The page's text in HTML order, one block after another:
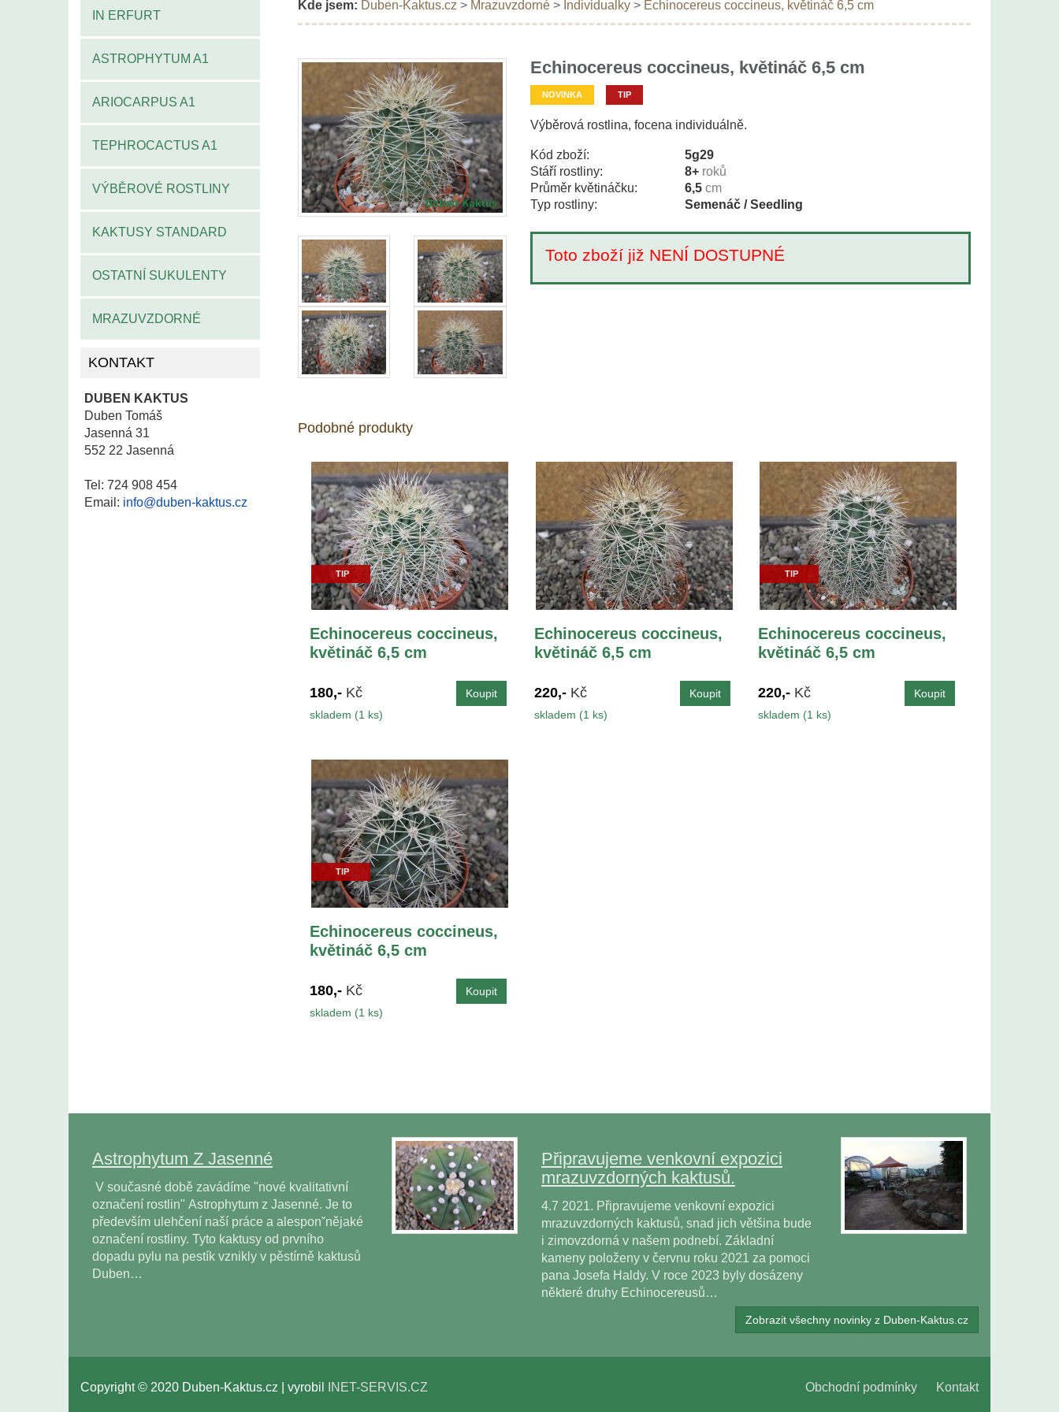
IN ERFURT
ASTROPHYTUM A1
ARIOCARPUS A1
TEPHROCACTUS A1
VÝBĚROVÉ ROSTLINY
KAKTUSY STANDARD
OSTATNÍ SUKULENTY
MRAZUVZDORNÉ
KONTAKT
DUBEN KAKTUS
Duben Tomáš
Jasenná 31
552 22 Jasenná
Tel: 724 908 454
Email: info@duben-kaktus.cz
Kde jsem: Duben-Kaktus.cz > Mrazuvzdorné> Individualky> Echinocereus coccineus, květináč 6,5 cm
Echinocereus coccineus, květináč 6,5 cm
NOVINKA TIP
Výběrová rostlina, focena individuálně.
Kód zboží:
5g29
Stáří rostliny:
8+ roků
Průměr květináčku:
6,5 cm
Typ rostliny:
Semenáč / Seedling
Toto zboží již NENÍ DOSTUPNÉ
Podobné produkty
TIP
Echinocereus coccineus,
květináč 6,5 cm
180,- Kč
skladem (1 ks)
Echinocereus coccineus,
květináč 6,5 cm
220,- Kč
skladem (1 ks)
TIP
Echinocereus coccineus,
květináč 6,5 cm
220,- Kč
skladem (1 ks)
TIP
Echinocereus coccineus,
květináč 6,5 cm
180,- Kč
skladem (1 ks)
Astrophytum Z Jasenné
V současné době zavádíme "nové kvalitativní
označení rostlin" Astrophytum z Jasenné. Je to
především ulehčení naší práce a alesponˇnějaké
označení rostliny. Tyto kaktusy od prvního
dopadu pylu na pestík vznikly v pěstírně kaktusů
Duben…
Připravujeme venkovní expozici
mrazuvzdorných kaktusů.
4.7 2021. Připravujeme venkovní expozici
mrazuvzdorných kaktusů, snad jich většina bude
i zimovzdorná v našem podnebí. Základní
kameny položeny v červnu roku 2021 za pomoci
pana Josefa Haldy. V roce 2023 byly dosázeny
některé druhy Echinocereusů…
Zobrazit všechny novinky z Duben-Kaktus.cz
Obchodní podmínky Kontakt
Copyright © 2020 Duben-Kaktus.cz | vyrobil INET-SERVIS.CZ